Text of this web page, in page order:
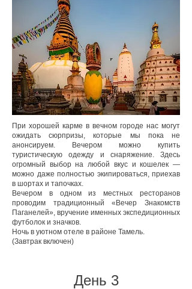
При хорошей карме в вечном городе нас могут
ожидать сюрпризы, которые мы пока не
анонсируем. Вечером можно купить
туристическую одежду и снаряжение. Здесь
огромный выбор на любой вкус и кошелек —
можно даже полностью экипироваться, приехав
в шортах и тапочках.
Вечером в одном из местных ресторанов
проводим традиционный «Вечер Знакомств
Паганелей», вручение именных экспедиционных
футболок и значков.
Ночь в уютном отеле в районе Тамель.
(Завтрак включен)
День 3